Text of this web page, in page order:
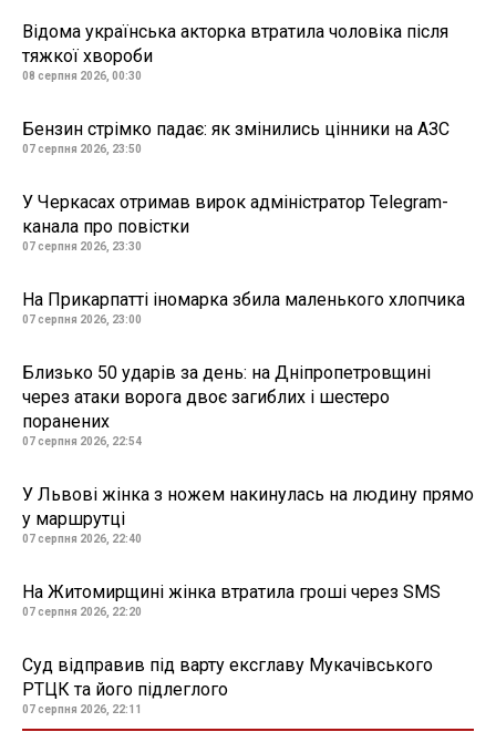
Відома українська акторка втратила чоловіка після
тяжкої хвороби
08 серпня 2026, 00:30
Бензин стрімко падає: як змінились цінники на АЗС
07 серпня 2026, 23:50
У Черкасах отримав вирок адміністратор Telegram-
канала про повістки
07 серпня 2026, 23:30
На Прикарпатті іномарка збила маленького хлопчика
07 серпня 2026, 23:00
Близько 50 ударів за день: на Дніпропетровщині
через атаки ворога двоє загиблих і шестеро
поранених
07 серпня 2026, 22:54
У Львові жінка з ножем накинулась на людину прямо
у маршрутці
07 серпня 2026, 22:40
На Житомирщині жінка втратила гроші через SMS
07 серпня 2026, 22:20
Суд відправив під варту ексглаву Мукачівського
РТЦК та його підлеглого
07 серпня 2026, 22:11